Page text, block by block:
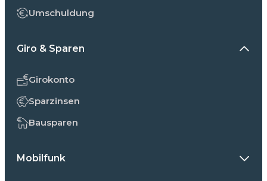
Umschuldung
Giro & Sparen
Girokonto
Sparzinsen
Bausparen
Mobilfunk